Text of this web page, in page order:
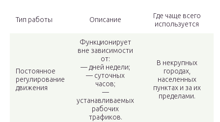
Тип работы Описание
Где чаще всего
используется
Постоянное
регулирование
движения
Функционирует
вне зависимости
от:
— дней недели;
— суточных
часов;
—
устанавливаемых
рабочих
трафиков.
В некрупных
городах,
населенных
пунктах и за их
пределами.